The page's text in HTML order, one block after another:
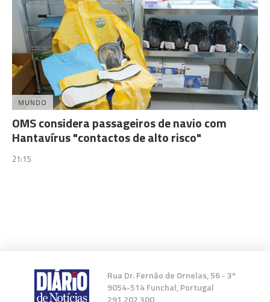
MUNDO
OMS considera passageiros de navio com
Hantavírus "contactos de alto risco"
21:15
Rua Dr. Fernão de Ornelas, 56 - 3º
9054-514 Funchal, Portugal
291 202 300